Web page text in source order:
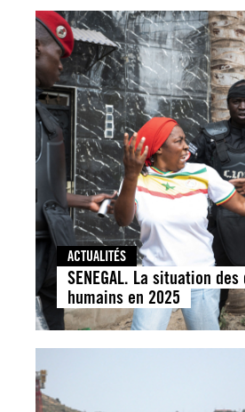
ACTUALITÉS
SENEGAL. La situation
humains en 2025